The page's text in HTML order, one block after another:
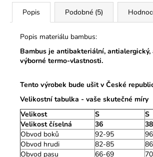
Popis Podobné (5)
Popis materiálu bambus:
Bambus je antibakteriální,
výborné termo-vlastnosti.
Tento výrobek bude ušit v České
Velikostní tabulka - vaše skutečné míry
Velikost
S S
Velikost číselná
36 38
Obvod boků
92-95
Obvod hrudi
82-85
Obvod pasu
66-69